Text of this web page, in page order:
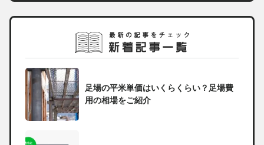
足場の平米単価はいくらくらい？足場費
用の相場をご紹介